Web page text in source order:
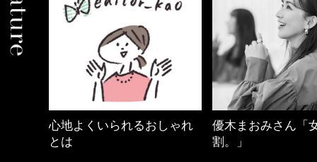
優木まおみさん「女の時間
割。」
【ワーママのきれ
ュアル通勤】